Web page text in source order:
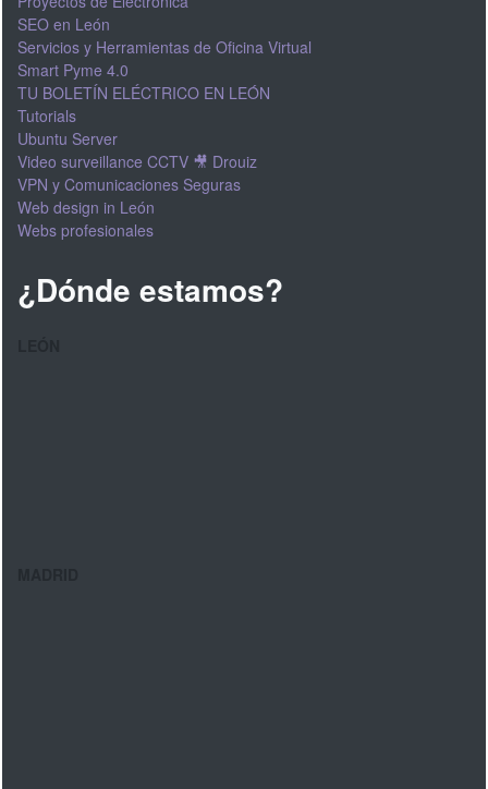
SEO en León
Servicios y Herramientas de Oficina Virtual
Smart Pyme 4.0
TU BOLETÍN ELÉCTRICO EN LEÓN
Tutorials
Ubuntu Server
Video surveillance CCTV 🎥 Drouiz
VPN y Comunicaciones Seguras
Web design in León
Webs profesionales
¿Dónde estamos?